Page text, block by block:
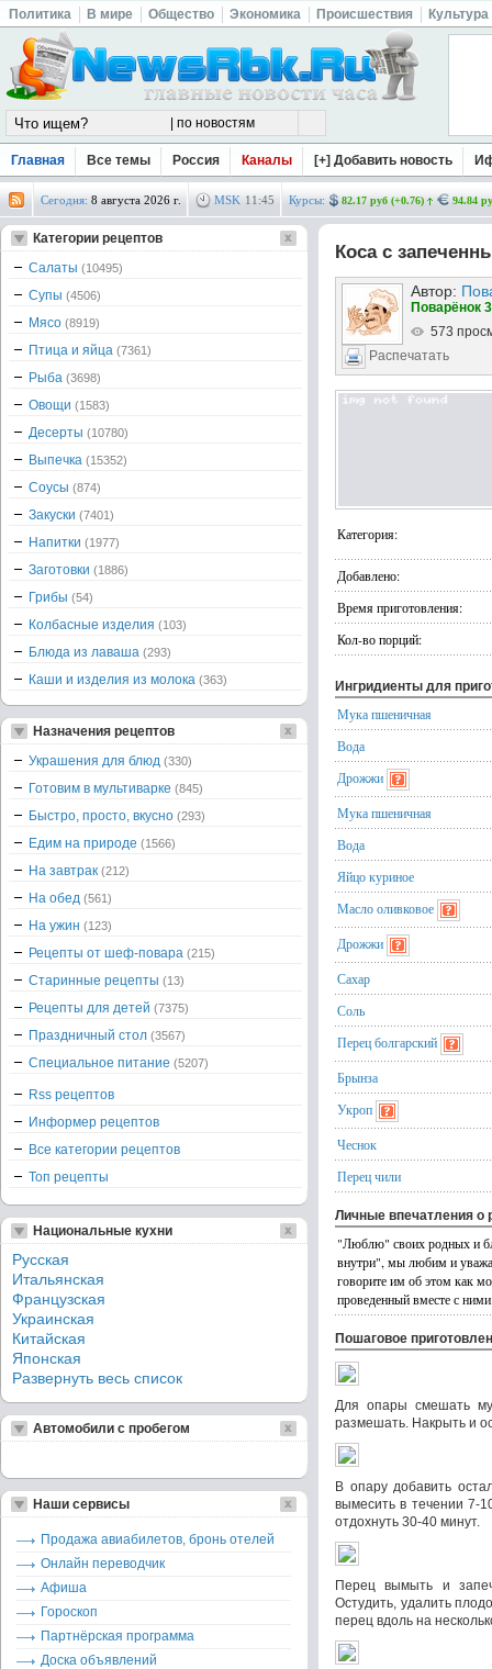
Политика В мире Общество Экономика Происшествия Культура
Главная Все темы Россия Каналы [+] Добавить новость
Сегодня: 8 августа 2026 г. MSK 11 :45 Курсы: 82.17 руб (+0.76) 94.84
Коса с
Автор:
Поварёнок
573
Распечатать
Категория:
Добавлено:
Время приготовления:
Кол-во порций:
Ингридиенты для
Мука пшеничная
Вода
Дрожжи
Мука пшеничная
Вода
Яйцо куриное
Масло оливковое
Дрожжи
Сахар
Соль
Перец болгарский
Брынза
Укроп
Чеснок
Перец чили
Личные впечатления о
"Люблю" своих родных и
внутри", мы любим и
говорите им об этом как
проведенный вместе с
Пошаговое
Для опары смешать
размешать. Накрыть и
В опару добавить
вымесить в течении 7-
отдохнуть 30-40 минут.
Перец вымыть и
Остудить, удалить
перец вдоль на
Категории рецептов
Салаты (10495)
Супы (4506)
Мясо (8919)
Птица и яйца (7361)
Рыба (3698)
Овощи (1583)
Десерты (10780)
Выпечка (15352)
Соусы (874)
Закуски (7401)
Напитки (1977)
Заготовки (1886)
Грибы (54)
Колбасные изделия (103)
Блюда из лаваша (293)
Каши и изделия из молока (363)
Назначения рецептов
Украшения для блюд (330)
Готовим в мультиварке (845)
Быстро, просто, вкусно (293)
Едим на природе (1566)
На завтрак (212)
На обед (561)
На ужин (123)
Рецепты от шеф-повара (215)
Старинные рецепты (13)
Рецепты для детей (7375)
Праздничный стол (3567)
Специальное питание (5207)
Rss рецептов
Информер рецептов
Все категории рецептов
Топ рецепты
Национальные кухни
Русская
Итальянская
Французская
Украинская
Китайская
Японская
Развернуть весь список
Автомобили с пробегом
Наши сервисы
Продажа авиабилетов, бронь отелей
Онлайн переводчик
Афиша
Гороскоп
Партнёрская программа
Доска объявлений